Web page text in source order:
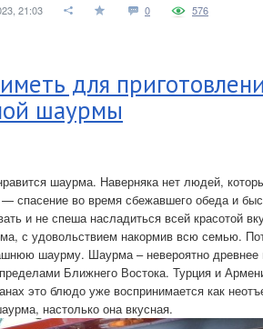
21:03 0 576
для
шаурмы
шаурма. Наверняка нет людей,
спасение во время сбежавшего обеда и
и не спеша насладиться всей красотой
с удовольствием накормив всю семью.
шаурму. Шаурма – невероятно древнее
пределами Ближнего Востока. Турция и
это блюдо уже воспринимается как
настолько она вкусная.